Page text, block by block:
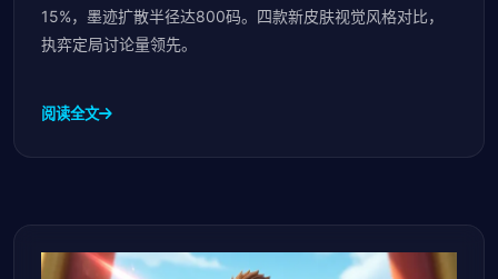
15%，墨迹扩散半径达800码。四款新皮肤视觉风格对比，
执弈定局讨论量领先。
阅读全文